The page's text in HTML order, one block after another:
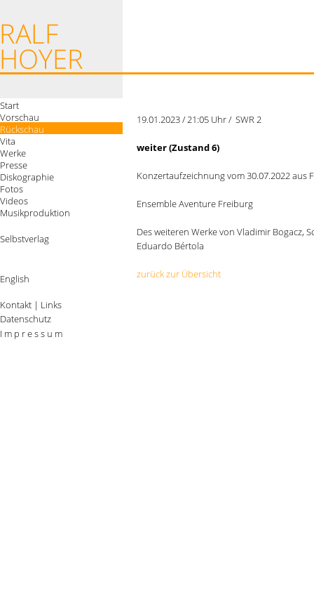
Start
Vorschau
Rückschau
Vita
Werke
Presse
Diskographie
Fotos
Videos
Musikproduktion
Selbstverlag
English
19.01.2023 / 21:05 Uhr / SWR 2
weiter (Zustand 6)
Konzertaufzeichnung vom 30.07.2022 aus
Ensemble Aventure Freiburg
Des weiteren Werke von Vladimir Bogacz,
Eduardo Bértola
zurück zur Übersicht
Kontakt | Links
Datenschutz
I m p r e s s u m